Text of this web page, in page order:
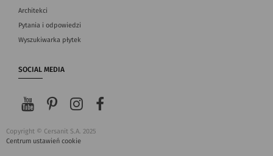
Architekci
Pytania i odpowiedzi
Wyszukiwarka płytek
SOCIAL MEDIA
Copyright © Cersanit S.A. 2025
Centrum ustawień cookie